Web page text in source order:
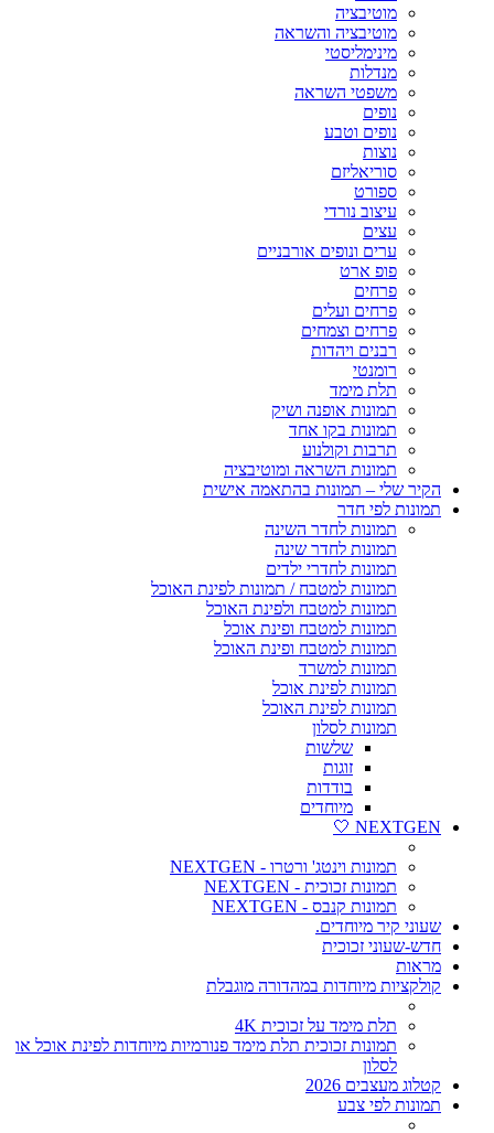
מוטיבציה
מוטיבציה והשראה
מינימליסטי
מנדלות
משפטי השראה
נופים
נופים וטבע
נוצות
סוריאליזם
ספורט
עיצוב נורדי
עצים
ערים ונופים אורבניים
פופ ארט
פרחים
פרחים ועלים
פרחים וצמחים
רבנים ויהדות
רומנטי
תלת מימד
תמונות אופנה ושיק
תמונות בקו אחד
תרבות וקולנוע
תמונות השראה ומוטיבציה
הקיר שלי – תמונות בהתאמה אישית
תמונות לפי חדר
תמונות לחדר השינה
תמונות לחדר שינה
תמונות לחדרי ילדים
תמונות למטבח / תמונות לפינת האוכל
תמונות למטבח ולפינת האוכל
תמונות למטבח ופינת אוכל
תמונות למטבח ופינת האוכל
תמונות למשרד
תמונות לפינת אוכל
תמונות לפינת האוכל
תמונות לסלון
שלשות
זוגות
בודדות
מיוחדים
NEXTGEN 🤍
תמונות וינטג' ורטרו - NEXTGEN
תמונות זכוכית - NEXTGEN
תמונות קנבס - NEXTGEN
שעוני קיר מיוחדים.
חדש-שעוני זכוכית
מראות
קולקציות מיוחדות במהדורה מוגבלת
תלת מימד על זכוכית 4K
תמונות זכוכית תלת מימד פנורמיות מיוחדות לפינת אוכל או
לסלון
קטלוג מעצבים 2026
תמונות לפי צבע